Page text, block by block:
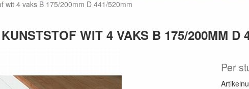
wit 4 vaks B 175/200mm D 441/520mm
WIT 4 VAKS B 175/200MM D
Per